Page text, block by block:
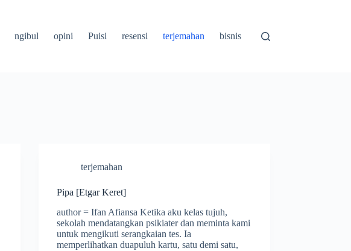
ngibul opini Puisi resensi terjemahan bisnis
terjemahan
Pipa [Etgar Keret]
author = Ifan Afiansa Ketika aku kelas tujuh,
sekolah mendatangkan psikiater dan meminta kami
untuk mengikuti serangkaian tes. Ia
memperlihatkan duapuluh kartu, satu demi satu,